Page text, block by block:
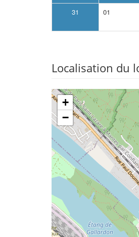
31 01
Localisation du
+
−